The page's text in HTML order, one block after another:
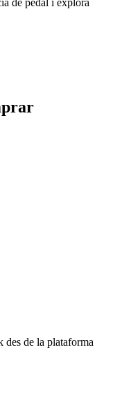
de pedal i explora
de la plataforma